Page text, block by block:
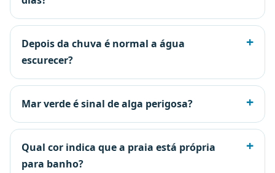
Depois da chuva é normal a água
escurecer?
Mar verde é sinal de alga perigosa?
Qual cor indica que a praia está própria
para banho?